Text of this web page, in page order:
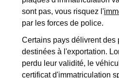
sont pas, vous risquez l'
par les forces de police.
Certains pays délivrent des
destinées à l'exportation.
perdu leur validité, le
certificat d'immatriculation